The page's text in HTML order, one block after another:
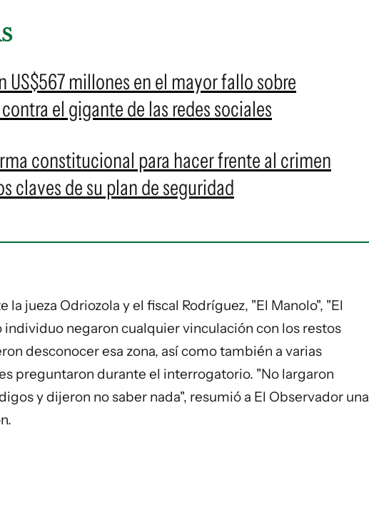
US$567 millones en el mayor fallo sobre
el gigante de las redes sociales
constitucional para hacer frente al crimen
claves de su plan de seguridad
la jueza Odriozola y el fiscal Rodríguez, "El Manolo", "El
individuo negaron cualquier vinculación con los restos
desconocer esa zona, así como también a varias
preguntaron durante el interrogatorio. "No largaron
y dijeron no saber nada", resumió a El Observador una